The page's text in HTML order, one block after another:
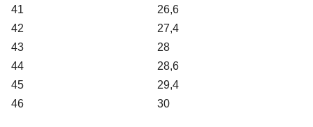
41
26,6
42
27,4
43
28
44
28,6
45
29,4
46
30